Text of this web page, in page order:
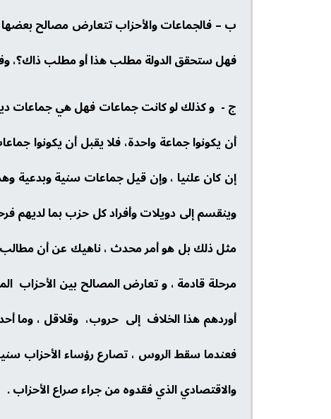
ب – فالجماعات والأحزاب تتعارض مصالح
فهل ستحقق الدولة مطلب هذا أو مطلب ذاك؟،
ج - و كذلك لو كانت جماعات فهل هي جماعات
أن يكونوا جماعة واحدة، فلا يقبل أن يكونوا
إن كان علنيا ، وإن قيل جماعات سنية وبدعية
وينقسم إلى دويلات وأفراد كل حزب بما لديهم
مثل ذلك بل هو أمر محدث ، ناهيك عن أن مطالب
مرحلة قادمة ، و تعارض المصالح بين الأحزاب
أوردهم هذا الخلاف إلى حروب، وقلاقل ، وما
فعندما سقط الروس ، تصارع رؤساء الأحزاب
والاقتصادي الذي فقدوه من جراء صراع الأحزاب .